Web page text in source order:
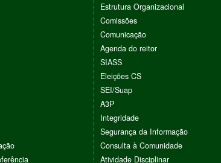
Estrutura Organizacional
Comissões
Comunicação
Agenda do reitor
SIASS
Eleições CS
SEI/Suap
A3P
Integridade
Segurança da Informação
Consulta à Comunidade
Atividade Disciplinar